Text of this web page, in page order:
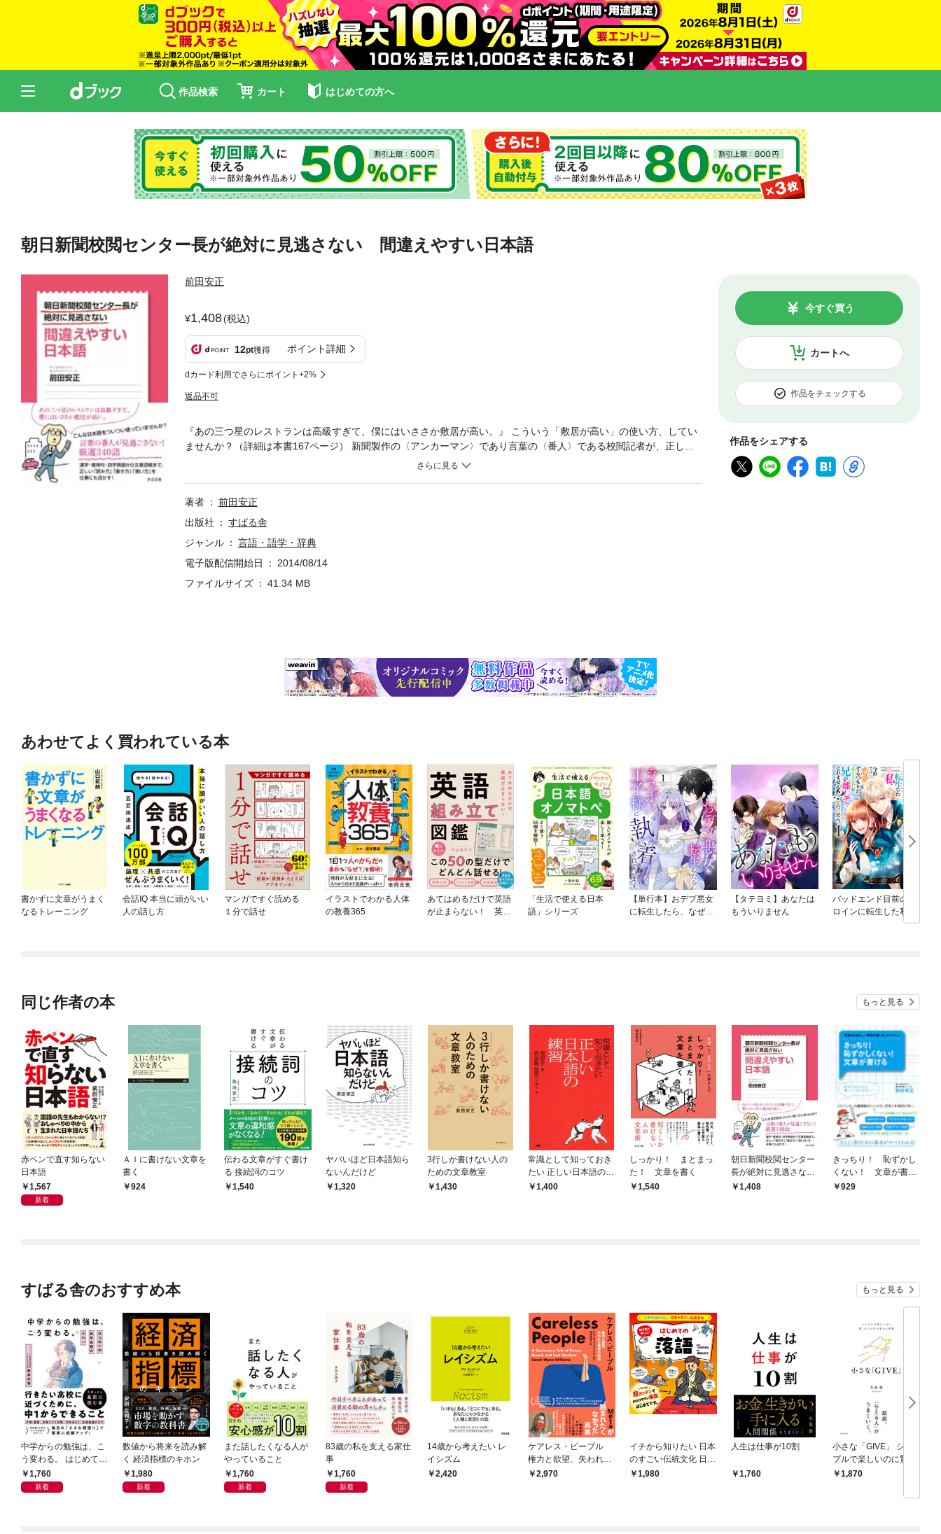
作品検索 カート はじめての方へ
朝日新聞校閲センター長が絶対に見逃さない 間違えやすい日本語
前田安正
1,408(税込)
12pt獲得 ポイント詳細
dカード利用でさらにポイント+2%
返品不可
カートへ
今すぐ買う
作品をチェックする
作品をシェアする
『あの三つ星のレストランは高級すぎて、僕にはいささか敷居が高い。』 こういう「敷居が高い」の使い方、してい
ませんか？（詳細は本書167ページ） 新聞製作の〈アンカーマン〉であり言葉の〈番人〉である校閲記者が、正しく
使っているつもりでも、実はもとの意味から外れた使われ方をしている日本語を中心に厳選。問題形式と豊富な用例
（？）」、間口の広い日本語の本です。
著者
前田安正
出版社
すばる舎
ジャンル
言語・語学・辞典
電子版配信開始日
2014/08/14
ファイルサイズ
41.34 MB
あわせてよく買われている本
書かずに文章がうまく
なるトレーニング
会話IQ 本当に頭がいい
人の話し方
マンガですぐ読める
１分で話せ
イラストでわかる人体
の教養365
あてはめるだけで英語
が止まらない！ 英語
「生活で使える日本
語」シリーズ
【単行本】おデブ悪女
に転生したら、なぜか
【タテヨミ】あなたは
もういりません
バッドエンド目前のヒ
ロインに転生した私、
今世では恋愛するつも
同じ作者の本 もっと見る
赤ペンで直す知らない
日本語
1,567
新着
ＡＩに書けない文章を
書く
924
伝わる文章がすぐ書け
る 接続詞のコツ
1,540
ヤバいほど日本語知ら
ないんだけど
1,320
3行しか書けない人の
ための文章教室
1,430
常識として知っておき
たい 正しい日本語の練
習1,400
しっかり！ まとまっ
た！ 文章を書く
1,540
朝日新聞校閲センター
長が絶対に見逃さな
い 間違えやすい日本
1,408
きっちり！ 恥ずかし
くない！ 文章が書け
る929
すばる舎のおすすめ本 もっと見る
中学からの勉強は、こ
う変わる。 はじめての
自学自習のキホン
1,760
新着
数値から将来を読み解
く 経済指標のキホン
1,980
新着
また話したくなる人が
やっていること
1,760
新着
83歳の私を支える家仕
事
1,760
新着
14歳から考えたい レ
イシズム
2,420
ケアレス・ピープル
権力と欲望、失われた
理想の物語 Meta
2,970
イチから知りたい 日本
のすごい伝統文化 日本
の伝統芸能入門 落語
1,980
人生は仕事が10割
1,760
小さな「GIVE」 シン
プルで楽しいのに驚く
ほど人生が変わる習慣
1,870